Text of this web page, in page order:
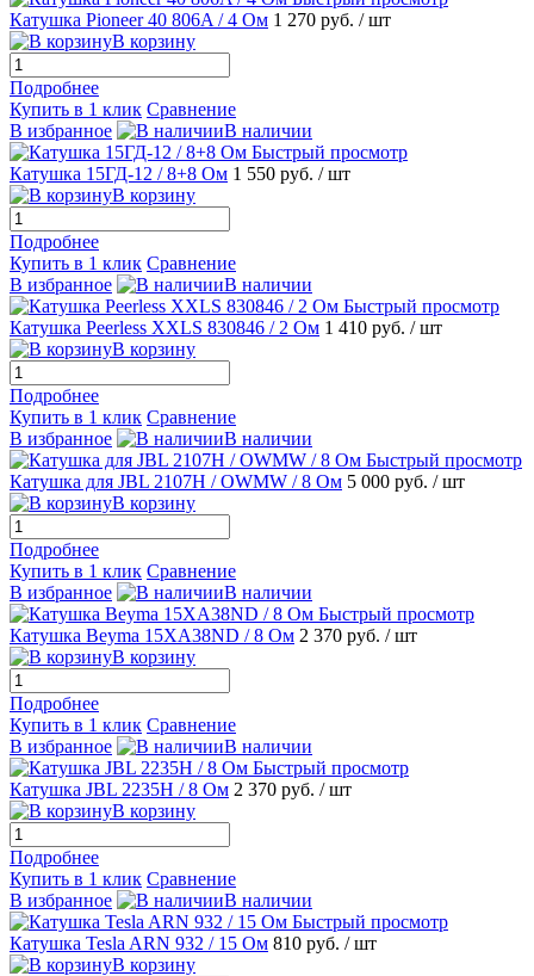
Катушка Pioneer 40 806A / 4 Ом 1 270 руб. / шт
В корзину
Подробнее
Купить в 1 клик Сравнение
В избранное
В наличии
Быстрый просмотр
Катушка 15ГД-12 / 8+8 Ом 1 550 руб. / шт
В корзину
Подробнее
Купить в 1 клик Сравнение
В избранное
В наличии
Быстрый просмотр
Катушка Peerless XXLS 830846 / 2 Ом 1 410 руб. / шт
В корзину
Подробнее
Купить в 1 клик Сравнение
В избранное
В наличии
Быстрый просмотр
Катушка для JBL 2107H / OWMW / 8 Ом 5 000 руб. / шт
В корзину
Подробнее
Купить в 1 клик Сравнение
В избранное
В наличии
Быстрый просмотр
Катушка Beyma 15XA38ND / 8 Ом 2 370 руб. / шт
В корзину
Подробнее
Купить в 1 клик Сравнение
В избранное
В наличии
Быстрый просмотр
Катушка JBL 2235H / 8 Ом 2 370 руб. / шт
В корзину
Подробнее
Купить в 1 клик Сравнение
В избранное
В наличии
Быстрый просмотр
Катушка Tesla ARN 932 / 15 Ом 810 руб. / шт
В корзину